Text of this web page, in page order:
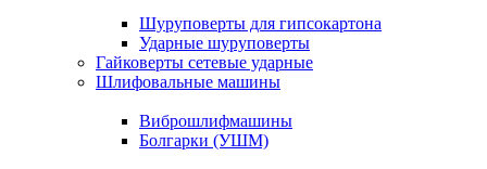
Шуруповерты для гипсокартона
Ударные шуруповерты
Гайковерты сетевые ударные
Шлифовальные машины
Виброшлифмашины
Болгарки (УШМ)